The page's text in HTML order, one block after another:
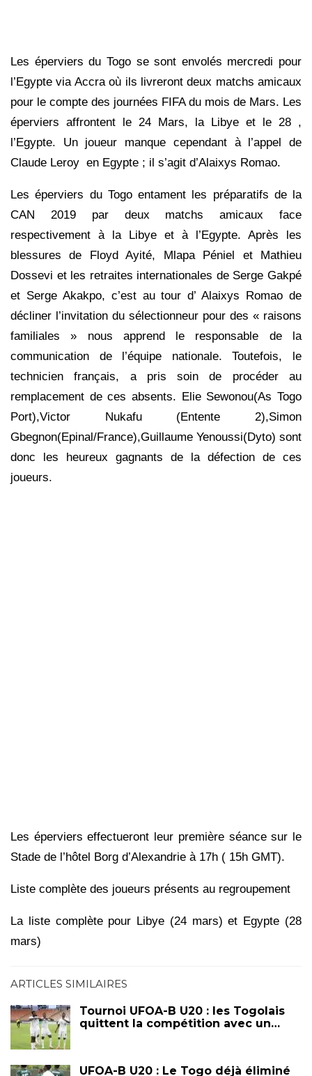
Les éperviers du Togo se sont envolés mercredi pour
l’Egypte via Accra où ils livreront deux matchs amicaux
pour le compte des journées FIFA du mois de Mars. Les
éperviers affrontent le 24 Mars, la Libye et le 28 ,
l’Egypte. Un joueur manque cependant à l’appel de
Claude Leroy en Egypte ; il s’agit d’Alaixys Romao.
Les éperviers du Togo entament les préparatifs de la
CAN 2019 par deux matchs amicaux face
respectivement à la Libye et à l’Egypte. Après les
blessures de Floyd Ayité, Mlapa Péniel et Mathieu
Dossevi et les retraites internationales de Serge Gakpé
et Serge Akakpo, c’est au tour d’ Alaixys Romao de
décliner l’invitation du sélectionneur pour des « raisons
familiales » nous apprend le responsable de la
communication de l’équipe nationale. Toutefois, le
technicien français, a pris soin de procéder au
remplacement de ces absents. Elie Sewonou(As Togo
Port),Victor Nukafu (Entente 2),Simon
Gbegnon(Epinal/France),Guillaume Yenoussi(Dyto) sont
donc les heureux gagnants de la défection de ces
joueurs.
Les éperviers effectueront leur première séance sur le
Stade de l’hôtel Borg d’Alexandrie à 17h ( 15h GMT).
Liste complète des joueurs présents au regroupement
La liste complète pour Libye (24 mars) et Egypte (28
mars)
ARTICLES SIMILAIRES
Tournoi UFOA-B U20 : les Togolais
quittent la compétition avec un…
UFOA-B U20 : Le Togo déjà éliminé